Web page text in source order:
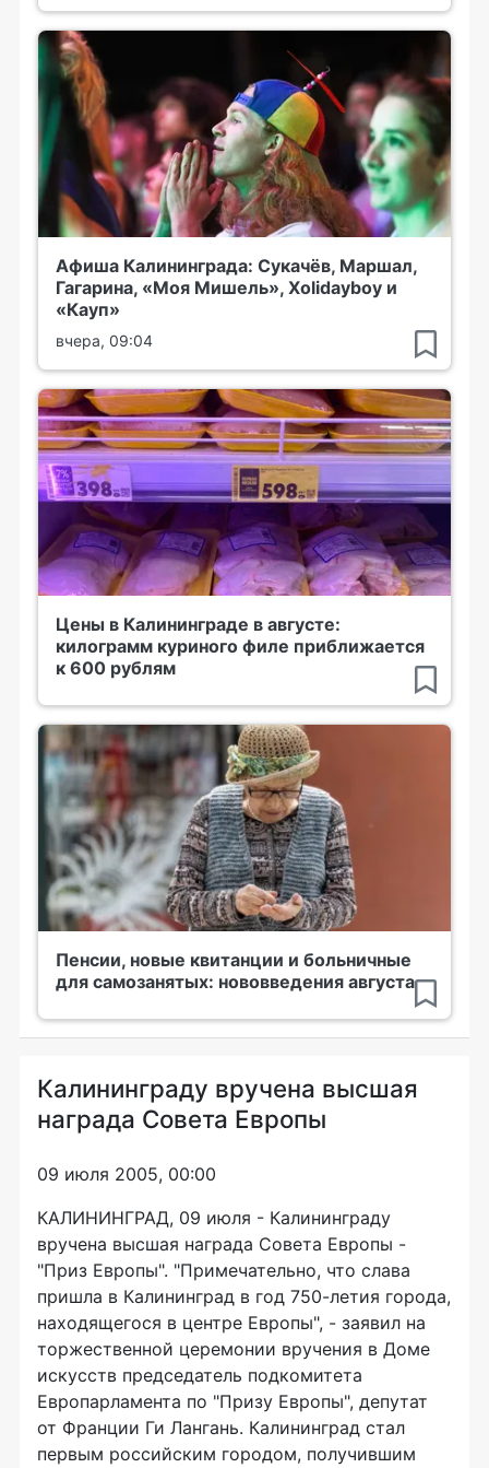
Афиша Калининграда: Сукачёв, Маршал,
Гагарина, «Моя Мишель», Xolidayboy и
«Кауп»
вчера, 09:04
Цены в Калининграде в августе:
килограмм куриного филе приближается
к 600 рублям
Пенсии, новые квитанции и больничные
для самозанятых: нововведения августа
Калининграду вручена высшая
награда Совета Европы
09 июля 2005, 00:00
КАЛИНИНГРАД, 09 июля - Калининграду
вручена высшая награда Совета Европы -
"Приз Европы". "Примечательно, что слава
пришла в Калининград в год 750-летия города,
находящегося в центре Европы", - заявил на
торжественной церемонии вручения в Доме
искусств председатель подкомитета
Европарламента по "Призу Европы", депутат
от Франции Ги Лангань. Калининград стал
первым российским городом, получившим